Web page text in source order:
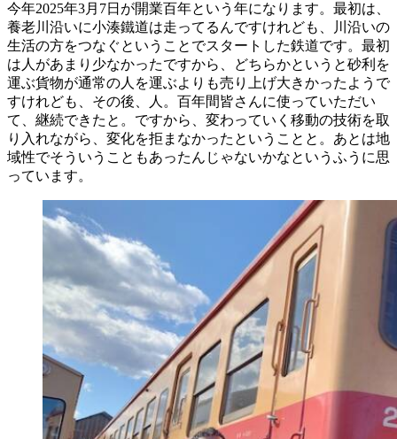
今年2025年3月7日が開業百年という年になります。最初は、
養老川沿いに小湊鐵道は走ってるんですけれども、川沿いの
生活の方をつなぐということでスタートした鉄道です。最初
は人があまり少なかったですから、どちらかというと砂利を
運ぶ貨物が通常の人を運ぶよりも売り上げ大きかったようで
すけれども、その後、人。百年間皆さんに使っていただい
て、継続できたと。ですから、変わっていく移動の技術を取
り入れながら、変化を拒まなかったということと。あとは地
域性でそういうこともあったんじゃないかなというふうに思
っています。